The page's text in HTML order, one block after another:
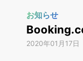
お知らせ
2020年01月17日